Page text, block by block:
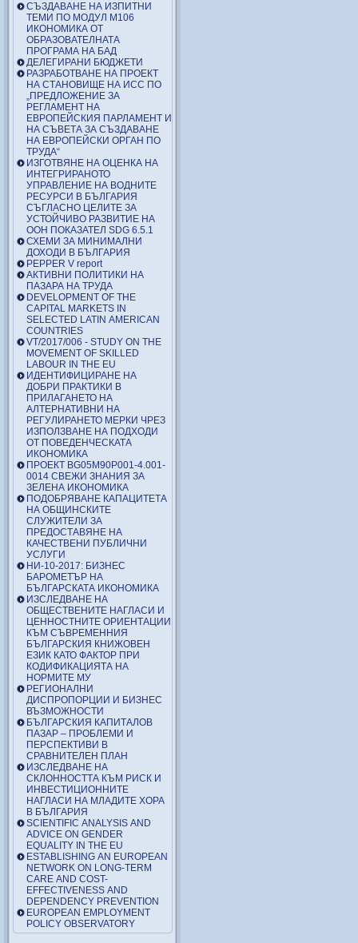
СЪЗДАВАНЕ НА ИЗПИТНИ
ТЕМИ ПО МОДУЛ М106
ИКОНОМИКА ОТ
ОБРАЗОВАТЕЛНАТА
ПРОГРАМА НА БАД
ДЕЛЕГИРАНИ БЮДЖЕТИ
РАЗРАБОТВАНЕ НА ПРОЕКТ
НА СТАНОВИЩЕ НА ИСС ПО
„ПРЕДЛОЖЕНИЕ ЗА
РЕГЛАМЕНТ НА
ЕВРОПЕЙСКИЯ ПАРЛАМЕНТ И
НА СЪВЕТА ЗА СЪЗДАВАНЕ
НА ЕВРОПЕЙСКИ ОРГАН ПО
ТРУДА“
ИЗГОТВЯНЕ НА ОЦЕНКА НА
ИНТЕГРИРАНОТО
УПРАВЛЕНИЕ НА ВОДНИТЕ
РЕСУРСИ В БЪЛГАРИЯ
СЪГЛАСНО ЦЕЛИТЕ ЗА
УСТОЙЧИВО РАЗВИТИЕ НА
ООН ПОКАЗАТЕЛ SDG 6.5.1
СХЕМИ ЗА МИНИМАЛНИ
ДОХОДИ В БЪЛГАРИЯ
PEPPER V report
АКТИВНИ ПОЛИТИКИ НА
ПАЗАРА НА ТРУДА
DEVELOPMENT OF THE
CAPITAL MARKETS IN
SELECTED LATIN AMERICAN
COUNTRIES
VT/2017/006 - STUDY ON THE
MOVEMENT OF SKILLED
LABOUR IN THE EU
ИДЕНТИФИЦИРАНЕ НА
ДОБРИ ПРАКТИКИ В
ПРИЛАГАНЕТО НА
АЛТЕРНАТИВНИ НА
РЕГУЛИРАНЕТО МЕРКИ ЧРЕЗ
ИЗПОЛЗВАНЕ НА ПОДХОДИ
ОТ ПОВЕДЕНЧЕСКАТА
ИКОНОМИКА
ПРОЕКТ BG05M90P001-4.001-
0014 СВЕЖИ ЗНАНИЯ ЗА
ЗЕЛЕНА ИКОНОМИКА
ПОДОБРЯВАНЕ КАПАЦИТЕТА
НА ОБЩИНСКИТЕ
СЛУЖИТЕЛИ ЗА
ПРЕДОСТАВЯНЕ НА
КАЧЕСТВЕНИ ПУБЛИЧНИ
УСЛУГИ
НИ-10-2017: БИЗНЕС
БАРОМЕТЪР НА
БЪЛГАРСКАТА ИКОНОМИКА
ИЗСЛЕДВАНЕ НА
ОБЩЕСТВЕНИТЕ НАГЛАСИ И
ЦЕННОСТНИТЕ ОРИЕНТАЦИИ
КЪМ СЪВРЕМЕННИЯ
БЪЛГАРСКИЯ КНИЖОВЕН
ЕЗИК КАТО ФАКТОР ПРИ
КОДИФИКАЦИЯТА НА
НОРМИТЕ МУ
РЕГИОНАЛНИ
ДИСПРОПОРЦИИ И БИЗНЕС
ВЪЗМОЖНОСТИ
БЪЛГАРСКИЯ КАПИТАЛОВ
ПАЗАР – ПРОБЛЕМИ И
ПЕРСПЕКТИВИ В
СРАВНИТЕЛЕН ПЛАН
ИЗСЛЕДВАНЕ НА
СКЛОННОСТТА КЪМ РИСК И
ИНВЕСТИЦИОННИТЕ
НАГЛАСИ НА МЛАДИТЕ ХОРА
В БЪЛГАРИЯ
SCIENTIFIC ANALYSIS AND
ADVICE ON GENDER
EQUALITY IN THE EU
ESTABLISHING AN EUROPEAN
NETWORK ON LONG-TERM
CARE AND COST-
EFFECTIVENESS AND
DEPENDENCY PREVENTION
EUROPEAN EMPLOYMENT
POLICY OBSERVATORY